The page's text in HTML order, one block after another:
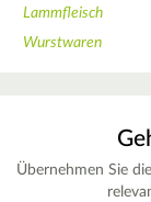
Lammfleisch
Wurstwaren
Übernehmen Sie